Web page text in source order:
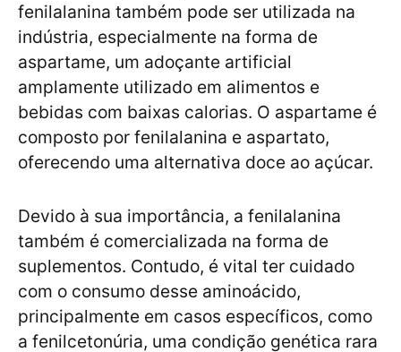
fenilalanina também pode ser utilizada na
indústria, especialmente na forma de
aspartame, um adoçante artificial
amplamente utilizado em alimentos e
bebidas com baixas calorias. O aspartame é
composto por fenilalanina e aspartato,
oferecendo uma alternativa doce ao açúcar.
Devido à sua importância, a fenilalanina
também é comercializada na forma de
suplementos. Contudo, é vital ter cuidado
com o consumo desse aminoácido,
principalmente em casos específicos, como
a fenilcetonúria, uma condição genética rara